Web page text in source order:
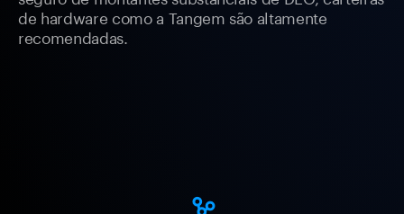
de hardware como a Tangem são altamente
recomendadas.